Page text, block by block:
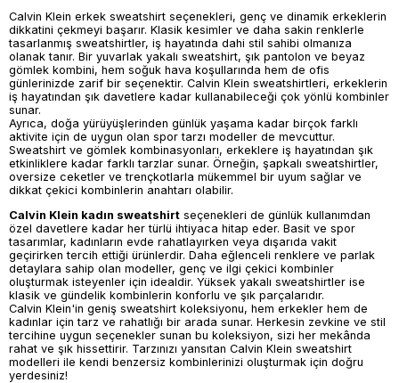
Calvin Klein erkek sweatshirt seçenekleri, genç ve dinamik erkeklerin
dikkatini çekmeyi başarır. Klasik kesimler ve daha sakin renklerle
tasarlanmış sweatshirtler, iş hayatında dahi stil sahibi olmanıza
olanak tanır. Bir yuvarlak yakalı sweatshirt, şık pantolon ve beyaz
gömlek kombini, hem soğuk hava koşullarında hem de ofis
günlerinizde zarif bir seçenektir. Calvin Klein sweatshirtleri, erkeklerin
iş hayatından şık davetlere kadar kullanabileceği çok yönlü kombinler
sunar.
Ayrıca, doğa yürüyüşlerinden günlük yaşama kadar birçok farklı
aktivite için de uygun olan spor tarzı modeller de mevcuttur.
Sweatshirt ve gömlek kombinasyonları, erkeklere iş hayatından şık
etkinliklere kadar farklı tarzlar sunar. Örneğin, şapkalı sweatshirtler,
oversize ceketler ve trençkotlarla mükemmel bir uyum sağlar ve
dikkat çekici kombinlerin anahtarı olabilir.
Calvin Klein kadın sweatshirt seçenekleri de günlük kullanımdan
özel davetlere kadar her türlü ihtiyaca hitap eder. Basit ve spor
tasarımlar, kadınların evde rahatlayırken veya dışarıda vakit
geçirirken tercih ettiği ürünlerdir. Daha eğlenceli renklere ve parlak
detaylara sahip olan modeller, genç ve ilgi çekici kombinler
oluşturmak isteyenler için idealdir. Yüksek yakalı sweatshirtler ise
klasik ve gündelik kombinlerin konforlu ve şık parçalarıdır.
Calvin Klein'in geniş sweatshirt koleksiyonu, hem erkekler hem de
kadınlar için tarz ve rahatlığı bir arada sunar. Herkesin zevkine ve stil
tercihine uygun seçenekler sunan bu koleksiyon, sizi her mekânda
rahat ve şık hissettirir. Tarzınızı yansıtan Calvin Klein sweatshirt
modelleri ile kendi benzersiz kombinlerinizi oluşturmak için doğru
yerdesiniz!